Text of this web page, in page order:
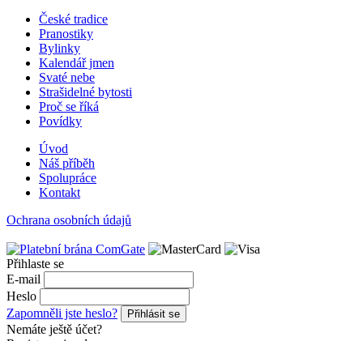
České tradice
Pranostiky
Bylinky
Kalendář jmen
Svaté nebe
Strašidelné bytosti
Proč se říká
Povídky
Úvod
Náš příběh
Spolupráce
Kontakt
Ochrana osobních údajů
Přihlaste se
E-mail
Heslo
Zapomněli jste heslo?
Přihlásit se
Nemáte ještě účet?